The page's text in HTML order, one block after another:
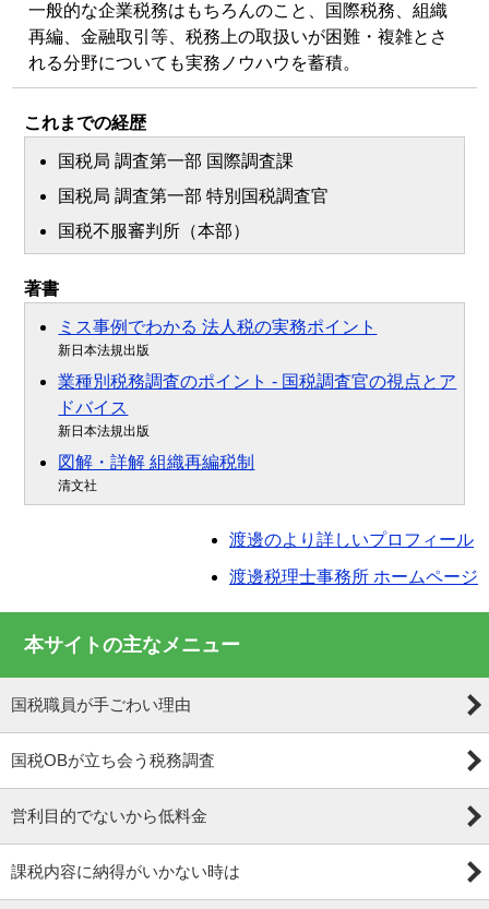
一般的な企業税務はもちろんのこと、国際税務、組織
再編、金融取引等、税務上の取扱いが困難・複雑とさ
れる分野についても実務ノウハウを蓄積。
これまでの経歴
国税局 調査第一部 国際調査課
国税局 調査第一部 特別国税調査官
国税不服審判所（本部）
著書
ミス事例でわかる 法人税の実務ポイント
新日本法規出版
業種別税務調査のポイント - 国税調査官の視点とア
ドバイス
新日本法規出版
図解・詳解 組織再編税制
清文社
渡邊のより詳しいプロフィール
渡邊税理士事務所 ホームページ
本サイトの主なメニュー
国税職員が手ごわい理由
国税OBが立ち会う税務調査
営利目的でないから低料金
課税内容に納得がいかない時は